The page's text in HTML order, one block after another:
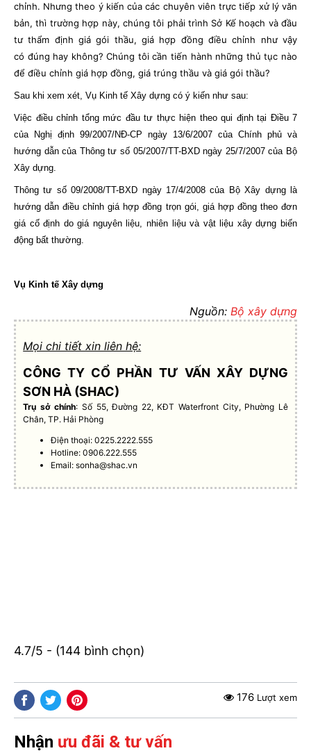
chỉnh. Nhưng theo ý kiến của các chuyên viên trực tiếp xử lý văn
bản, thì trường hợp này, chúng tôi phải trình Sở Kế hoạch và đầu
tư thẩm định giá gói thầu, giá hợp đồng điều chỉnh như vậy
có đúng hay không? Chúng tôi cần tiến hành những thủ tục nào
để điều chỉnh giá hợp đồng, giá trúng thầu và giá gói thầu?
Sau khi xem xét, Vụ Kinh tế Xây dựng có ý kiến như sau:
Việc điều chỉnh tổng mức đầu tư thực hiện theo qui định tại Điều 7
của Nghị định 99/2007/NĐ-CP ngày 13/6/2007 của Chính phủ và
hướng dẫn của Thông tư số 05/2007/TT-BXD ngày 25/7/2007 của Bộ
Xây dựng.
Thông tư số 09/2008/TT-BXD ngày 17/4/2008 của Bộ Xây dựng là
hướng dẫn điều chỉnh giá hợp đồng trọn gói, giá hợp đồng theo đơn
giá cố định do giá nguyên liệu, nhiên liệu và vật liệu xây dựng biến
động bất thường.
Vụ Kinh tế Xây dựng
Nguồn: Bộ xây dựng
Mọi chi tiết xin liên hệ:
CÔNG TY CỔ PHẦN TƯ VẤN XÂY DỰNG
SƠN HÀ (SHAC)
Trụ sở chính: Số 55, Đường 22, KĐT Waterfront City, Phường Lê
Chân, TP. Hải Phòng
Điện thoại: 0225.2222.555
Hotline: 0906.222.555
Email:sonha@shac.vn
4.7/5 - (144 bình chọn)
176 Lượt xem
Nhận ưu đãi & tư vấn